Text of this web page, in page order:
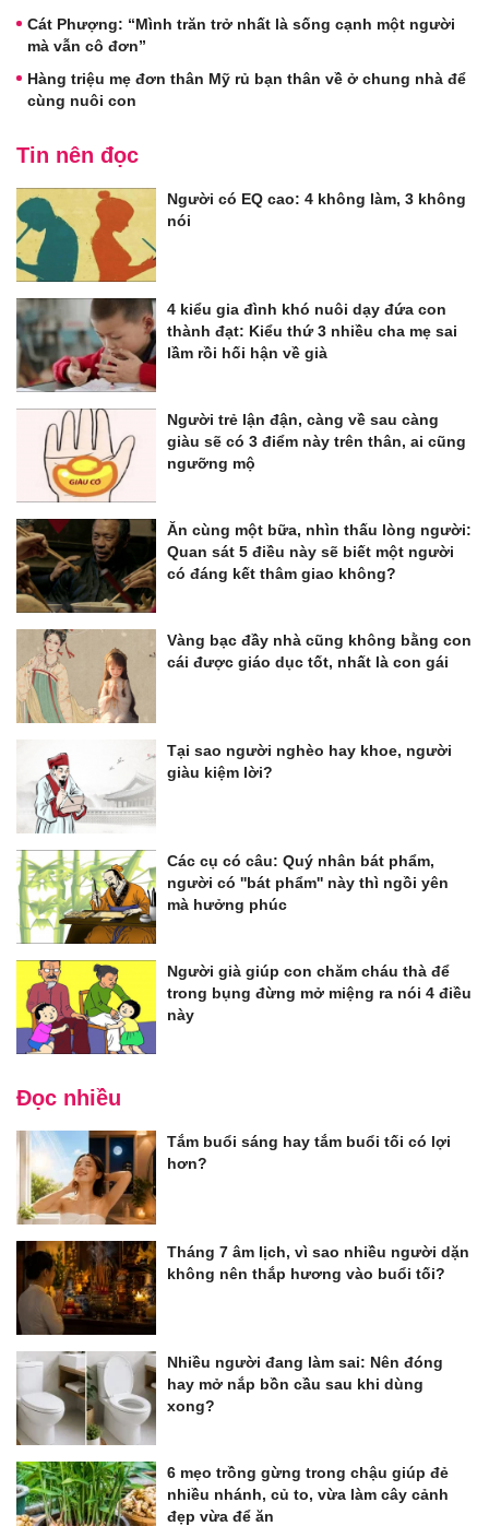
Cát Phượng: “Mình trăn trở nhất là sống cạnh một người
mà vẫn cô đơn”
Hàng triệu mẹ đơn thân Mỹ rủ bạn thân về ở chung nhà để
cùng nuôi con
Tin nên đọc
Người có EQ cao: 4 không làm, 3 không
nói
4 kiểu gia đình khó nuôi dạy đứa con
thành đạt: Kiểu thứ 3 nhiều cha mẹ sai
lầm rồi hối hận về già
Người trẻ lận đận, càng về sau càng
giàu sẽ có 3 điểm này trên thân, ai cũng
ngưỡng mộ
Ăn cùng một bữa, nhìn thấu lòng người:
Quan sát 5 điều này sẽ biết một người
có đáng kết thâm giao không?
Vàng bạc đầy nhà cũng không bằng con
cái được giáo dục tốt, nhất là con gái
Tại sao người nghèo hay khoe, người
giàu kiệm lời?
Các cụ có câu: Quý nhân bát phẩm,
người có ''bát phẩm'' này thì ngồi yên
mà hưởng phúc
Người già giúp con chăm cháu thà để
trong bụng đừng mở miệng ra nói 4 điều
này
Đọc nhiều
Tắm buổi sáng hay tắm buổi tối có lợi
hơn?
Tháng 7 âm lịch, vì sao nhiều người dặn
không nên thắp hương vào buổi tối?
Nhiều người đang làm sai: Nên đóng
hay mở nắp bồn cầu sau khi dùng
xong?
6 mẹo trồng gừng trong chậu giúp đẻ
nhiều nhánh, củ to, vừa làm cây cảnh
đẹp vừa để ăn